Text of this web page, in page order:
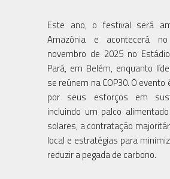
Este ano, o festival será
Amazônia e acontecerá
novembro de 2025 no
Pará, em Belém, enquanto
se reúnem na COP30. O evento
por seus esforços em
incluindo um palco
solares, a contratação
local e estratégias para
reduzir a pegada de carbono.